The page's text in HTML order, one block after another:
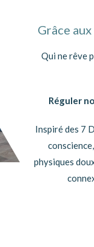
Grâce
Qui ne rêve
Réguler
Inspiré des 7
physiques